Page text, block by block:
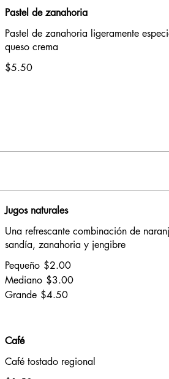
Pastel de zanahoria
Pastel de zanahoria ligeramente
queso crema
$5.50
Jugos naturales
Una refrescante combinación de
sandía, zanahoria y jengibre
Pequeño $2.00
Mediano $3.00
Grande $4.50
Café
Café tostado regional